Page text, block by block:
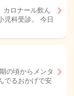
カロナール飲ん
児科受診。 今日
の頃からメンタ
でるおかげで安